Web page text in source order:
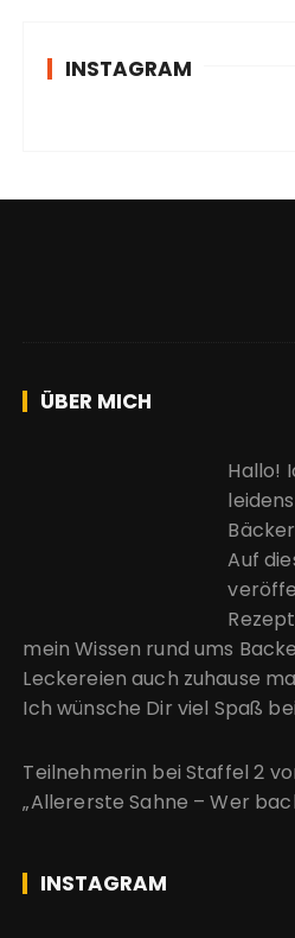
INSTAGRAM
ÜBER MICH
Hallo!
Auf
mein Wissen rund ums
Leckereien auch zuhause
Ich wünsche Dir viel Spaß
Teilnehmerin bei Staffel 2
„Allererste Sahne – Wer
INSTAGRAM